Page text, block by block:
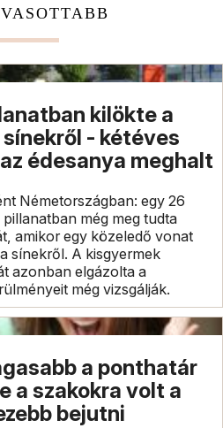
kilökte a
- kétéves
édesanya meghalt
Németországban: egy 26
még meg tudta
amikor egy közeledő vonat
sínekről. A kisgyermek
azonban elgázolta a
még vizsgálják.
a ponthatár
a szakokra volt a
bejutni